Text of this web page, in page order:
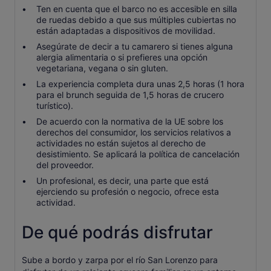
Ten en cuenta que el barco no es accesible en silla
de ruedas debido a que sus múltiples cubiertas no
están adaptadas a dispositivos de movilidad.
Asegúrate de decir a tu camarero si tienes alguna
alergia alimentaria o si prefieres una opción
vegetariana, vegana o sin gluten.
La experiencia completa dura unas 2,5 horas (1 hora
para el brunch seguida de 1,5 horas de crucero
turístico).
De acuerdo con la normativa de la UE sobre los
derechos del consumidor, los servicios relativos a
actividades no están sujetos al derecho de
desistimiento. Se aplicará la política de cancelación
del proveedor.
Un profesional, es decir, una parte que está
ejerciendo su profesión o negocio, ofrece esta
actividad.
De qué podrás disfrutar
Sube a bordo y zarpa por el río San Lorenzo para